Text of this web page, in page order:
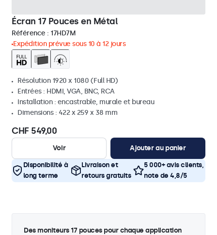
Écran 17 Pouces en Métal
Référence : 17HD7M
Expédition prévue sous 10 à 12 jours
Résolution 1920 x 1080 (Full HD)
Entrées : HDMI, VGA, BNC, RCA
Installation : encastrable, murale et bureau
Dimensions : 422 x 259 x 38 mm
CHF 549,00
Voir Ajouter au panier
Disponibilité à
long terme
Livraison et
retours gratuits
5 000+ avis clients,
note de 4,8/5
Des moniteurs 17 pouces pour chaque application